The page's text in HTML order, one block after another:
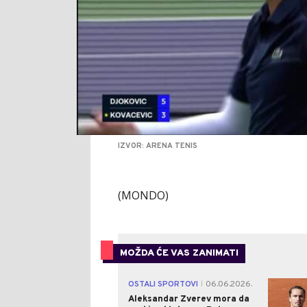
IZVOR: ARENA TENIS
(MONDO)
MOŽDA ĆE VAS ZANIMATI
OSTALI SPORTOVI
06.06.2026.
Aleksandar Zverev mora da